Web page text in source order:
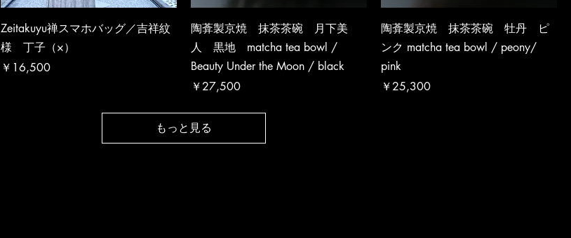
Zeitakuyu禅スマホバッグ／吉祥紋
様 丁子（×）
価格
￥16,500
陶葊製京焼 抹茶茶碗 月下美
人 黒地 matcha tea bowl /
Beauty Under the Moon / black
価格
￥27,500
陶葊製京焼 抹茶茶碗 牡丹 ピ
ンク matcha tea bowl / peony/
pink
価格
￥25,300
もっと見る